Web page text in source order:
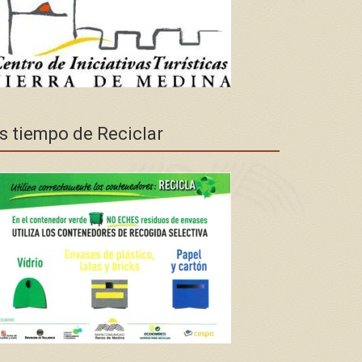
tiempo de Reciclar